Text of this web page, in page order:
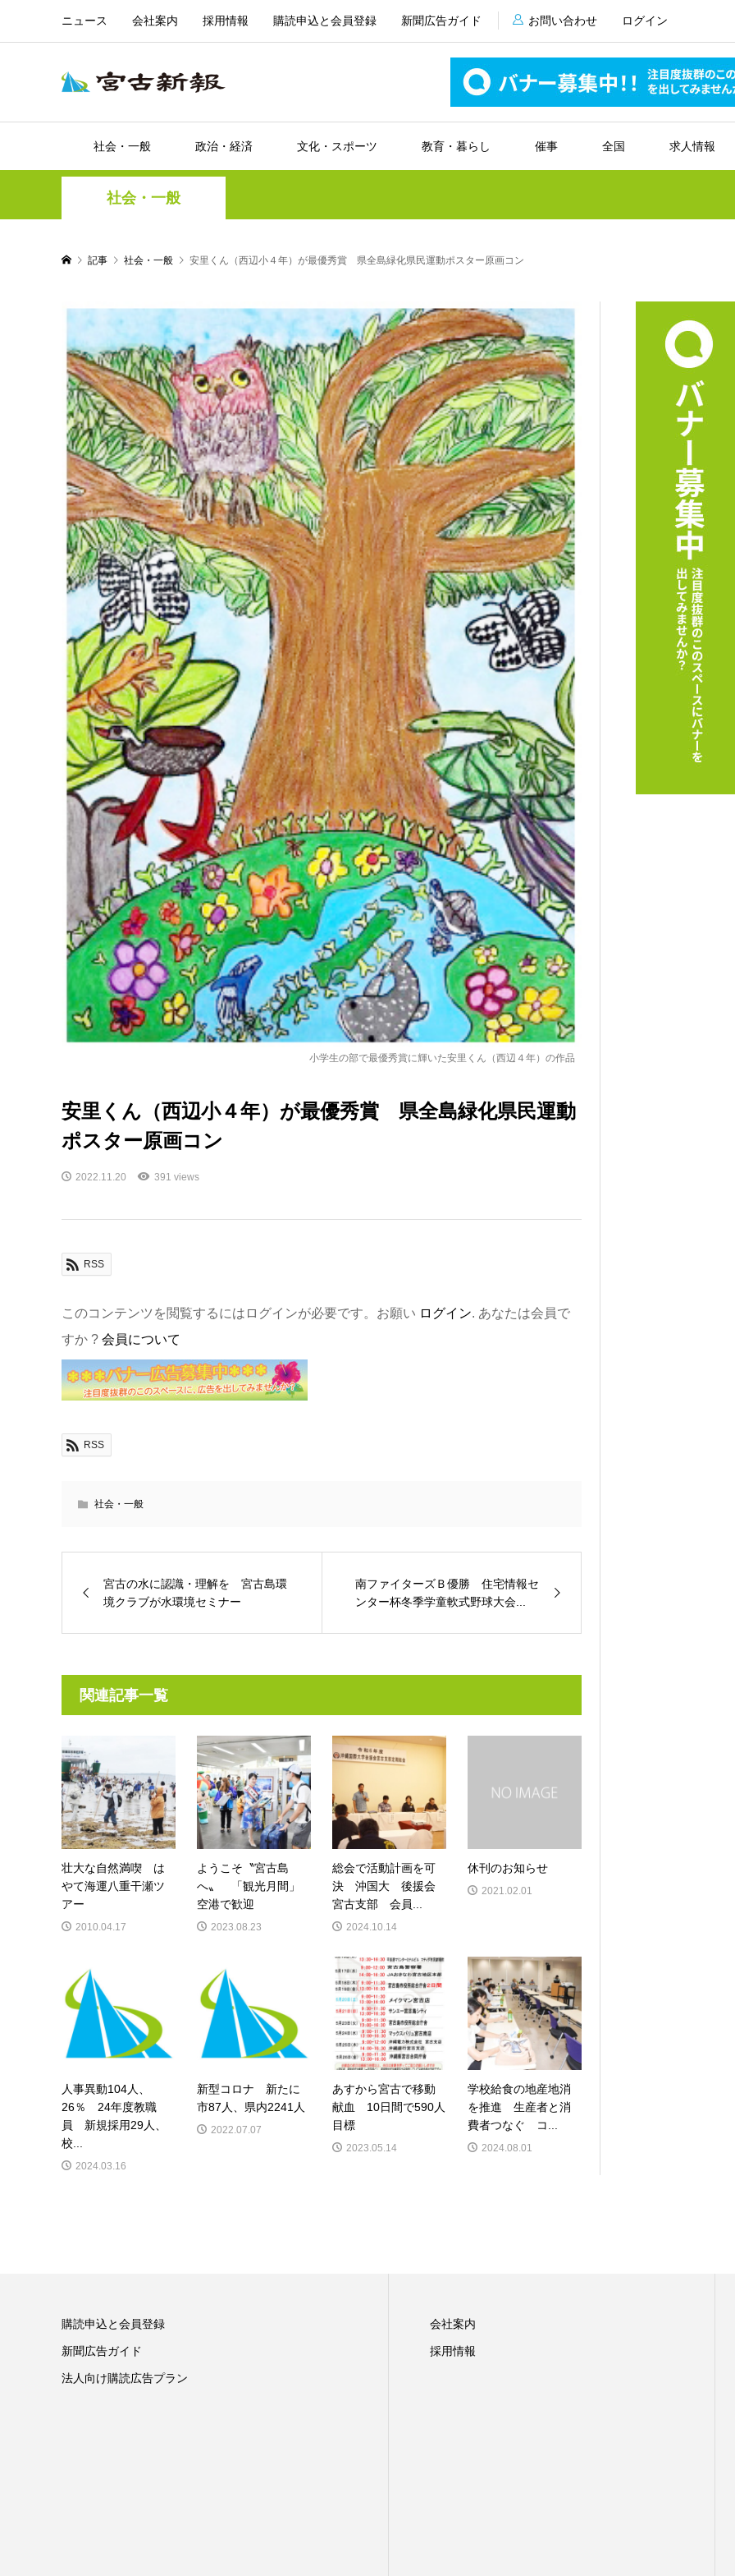
ニュース 会社案内 採用情報 購読申込と会員登録 新聞広告ガイド お問い合わせ ログイン
社会・一般 政治・経済 文化・スポーツ 教育・暮らし 催事 全国 求人情報
社会・一般
記事 社会・一般 安里くん（西辺小４年）が最優秀賞 県全島緑化県民運動ポスター原画コン
小学生の部で最優秀賞に輝いた安里くん（西辺４年）の作品
安里くん（西辺小４年）が最優秀賞 県全島緑化県民運動
ポスター原画コン
2022.11.20 391 views
RSS
このコンテンツを閲覧するにはログインが必要です。お願い ログイン. あなたは会員で
すか ? 会員について
RSS
社会・一般
宮古の水に認識・理解を 宮古島環
境クラブが水環境セミナー
南ファイターズＢ優勝 住宅情報セ
ンター杯冬季学童軟式野球大会...
関連記事一覧
壮大な自然満喫 は
やて海運八重干瀬ツ
アー
2010.04.17
ようこそ〝宮古島
へ〟 「観光月間」
空港で歓迎
2023.08.23
総会で活動計画を可
決 沖国大 後援会
宮古支部 会員...
2024.10.14
休刊のお知らせ
2021.02.01
人事異動104人、
26％ 24年度教職
員 新規採用29人、
校...
2024.03.16
新型コロナ 新たに
市87人、県内2241人
2022.07.07
あすから宮古で移動
献血 10日間で590人
目標
2023.05.14
学校給食の地産地消
を推進 生産者と消
費者つなぐ コ...
2024.08.01
購読申込と会員登録
新聞広告ガイド
法人向け購読広告プラン
会社案内
採用情報